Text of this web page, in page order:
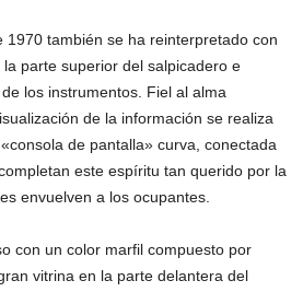
1970 también se ha reinterpretado con
parte superior del salpicadero e
los instrumentos. Fiel al alma
de la información se realiza
de pantalla» curva, conectada
este espíritu tan querido por la
envuelven a los ocupantes.
con un color marfil compuesto por
vitrina en la parte delantera del